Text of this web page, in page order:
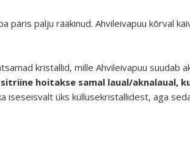
päris palju rääkinud. Ahvileivapuu kõrval
kristallid, mille Ahvileivapuu suudab
hoitakse samal laual/aknalaual,
iseseisvalt üks küllusekristallidest, aga